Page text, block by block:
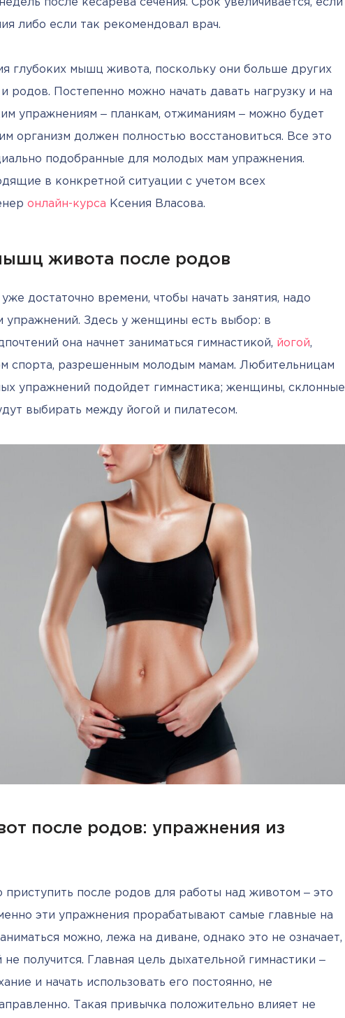
после кесарева сечения. Срок увеличивается, если
либо если так рекомендовал врач.
глубоких мышц живота, поскольку они больше других
упражнениям ‒ планкам, отжиманиям ‒ можно будет
организм должен полностью восстановиться. Все это
подобранные для молодых мам упражнения.
в конкретной ситуации с учетом всех
онлайн-курса Ксения Власова.
живота после родов
достаточно времени, чтобы начать занятия, надо
упражнений. Здесь у женщины есть выбор: в
она начнет заниматься гимнастикой, йогой,
спорта, разрешенным молодым мамам. Любительницам
упражнений подойдет гимнастика; женщины, склонные
выбирать между йогой и пилатесом.
после родов: упражнения из
эти упражнения прорабатывают самые главные на
можно, лежа на диване, однако это не означает,
получится. Главная цель дыхательной гимнастики ‒
и начать использовать его постоянно, не
Такая привычка положительно влияет не